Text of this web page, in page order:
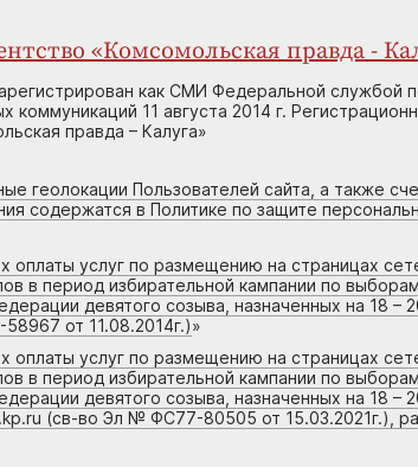
«Комсомольская правда -
как СМИ Федеральной службой
коммуникаций 11 августа 2014 г.
правда – Калуга»
геолокации Пользователей сайта, а также
содержатся в Политике по защите
оплаты услуг по размещению на страницах
в период избирательной кампании по
девятого созыва, назначенных на 18 –
от 11.08.2014г.)»
оплаты услуг по размещению на страницах
в период избирательной кампании по
девятого созыва, назначенных на 18 –
(св-во Эл № ФС77-80505 от 15.03.2021г.),